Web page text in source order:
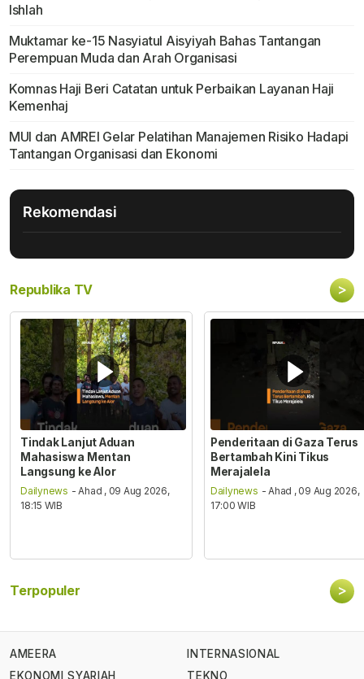
Ishlah
Muktamar ke-15 Nasyiatul Aisyiyah Bahas Tantangan
Perempuan Muda dan Arah Organisasi
Komnas Haji Beri Catatan untuk Perbaikan Layanan Haji
Kemenhaj
MUI dan AMREI Gelar Pelatihan Manajemen Risiko Hadapi
Tantangan Organisasi dan Ekonomi
Rekomendasi
Republika TV >
Tindak Lanjut Aduan
Mahasiswa Mentan
Langsung ke Alor
Dailynews - Ahad , 09 Aug 2026,
18:15 WIB
Penderitaan di Gaza Terus
Bertambah Kini Tikus
Merajalela
Dailynews - Ahad , 09 Aug 2026,
17:00 WIB
Terpopuler >
AMEERA
EKONOMI SYARIAH
INTERNASIONAL
TEKNO